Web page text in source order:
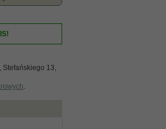
Stefańskiego 13,
.